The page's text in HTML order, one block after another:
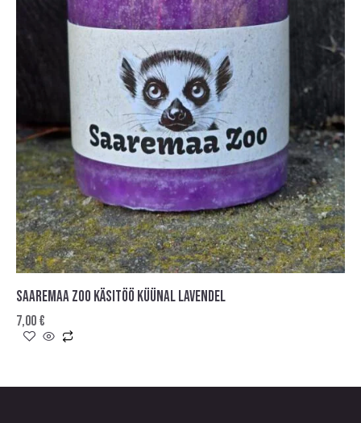
SAAREMAA ZOO KÄSITÖÖ KÜÜNAL LAVENDEL
7,00€